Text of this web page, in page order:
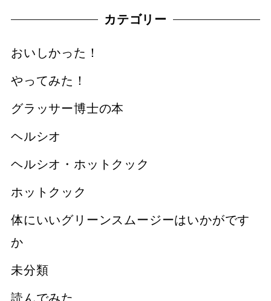
カテゴリー
おいしかった！
やってみた！
グラッサー博士の本
ヘルシオ
ヘルシオ・ホットクック
ホットクック
体にいいグリーンスムージーはいかがです
か
未分類